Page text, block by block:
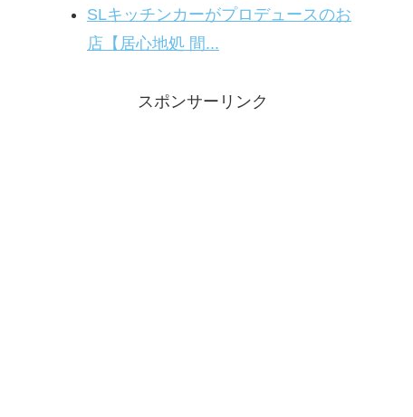
SLキッチンカーがプロデュースのお
店【居心地処 間...
スポンサーリンク